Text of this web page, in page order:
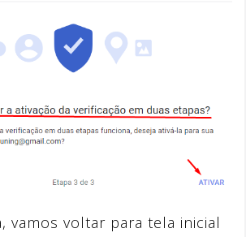
vamos voltar para tela inicial